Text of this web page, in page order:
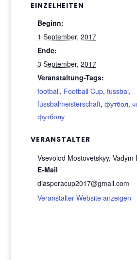
EINZELHEITEN
Beginn:
1 September, 2017
Ende:
3 September, 2017
Veranstaltung-Tags:
football, Football Cup, fussbal,
fussbalmeisterschaft, футбол,
футболу
VERANSTALTER
Vsevolod Mostovetskyy, Vadym
E-Mail
diasporacup2017@gmail.com
Veranstalter-Website anzeigen